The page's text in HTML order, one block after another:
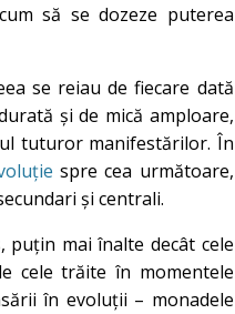
să se dozeze puterea
se reiau de fiecare dată
și de mică amploare,
tuturor manifestărilor. În
spre cea următoare,
și centrali.
mai înalte decât cele
cele trăite în momentele
în evoluții – monadele